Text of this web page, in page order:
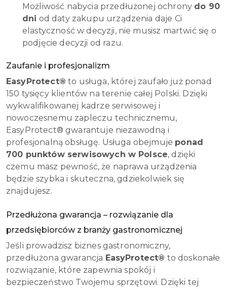
Możliwość nabycia przedłużonej ochrony do 90
dni od daty zakupu urządzenia daje Ci
elastyczność w decyzji, nie musisz martwić się o
podjęcie decyzji od razu.
Zaufanie i profesjonalizm
EasyProtect® to usługa, której zaufało już ponad
150 tysięcy klientów na terenie całej Polski. Dzięki
wykwalifikowanej kadrze serwisowej i
nowoczesnemu zapleczu technicznemu,
EasyProtect® gwarantuje niezawodną i
profesjonalną obsługę. Usługa obejmuje ponad
700 punktów serwisowych w Polsce, dzięki
czemu masz pewność, że naprawa urządzenia
będzie szybka i skuteczna, gdziekolwiek się
znajdujesz.
Przedłużona gwarancja – rozwiązanie dla
przedsiębiorców z branży gastronomicznej
Jeśli prowadzisz biznes gastronomiczny,
przedłużona gwarancja EasyProtect® to doskonałe
rozwiązanie, które zapewnia spokój i
bezpieczeństwo Twojemu sprzętowi. Dzięki tej